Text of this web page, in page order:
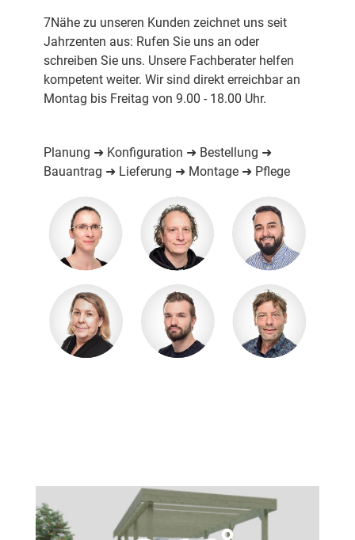
7Nähe zu unseren Kunden zeichnet uns seit
Jahrzenten aus: Rufen Sie uns an oder
schreiben Sie uns. Unsere Fachberater helfen
kompetent weiter. Wir sind direkt erreichbar an
Montag bis Freitag von 9.00 - 18.00 Uhr.
Planung ➜ Konfiguration ➜ Bestellung ➜
Bauantrag ➜ Lieferung ➜ Montage ➜ Pflege